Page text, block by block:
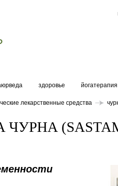
здоровье йогатерапия
лекарственные средства